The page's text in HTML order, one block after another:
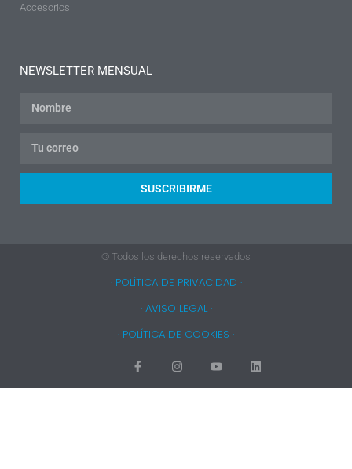
Accesorios
NEWSLETTER MENSUAL
SUSCRIBIRME
© Todos los derechos reservados
· POLÍTICA DE PRIVACIDAD ·
· AVISO LEGAL ·
· POLÍTICA DE COOKIES ·